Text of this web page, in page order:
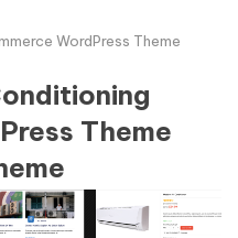
WordPress Theme
Theme